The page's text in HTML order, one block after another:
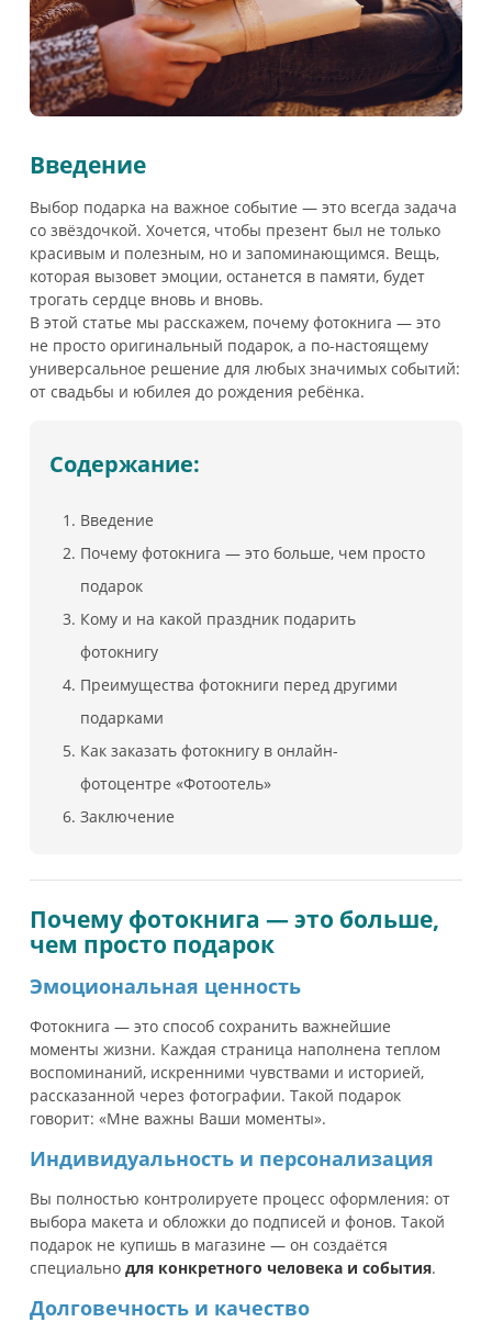
Введение
Выбор подарка на важное событие — это всегда задача
со звёздочкой. Хочется, чтобы презент был не только
красивым и полезным, но и запоминающимся. Вещь,
которая вызовет эмоции, останется в памяти, будет
трогать сердце вновь и вновь.
В этой статье мы расскажем, почему фотокнига — это
не просто оригинальный подарок, а по-настоящему
универсальное решение для любых значимых событий:
от свадьбы и юбилея до рождения ребёнка.
Содержание:
Введение
Почему фотокнига — это больше, чем просто
подарок
Кому и на какой праздник подарить
фотокнигу
Преимущества фотокниги перед другими
подарками
Как заказать фотокнигу в онлайн-
фотоцентре «Фотоотель»
Заключение
Почему фотокнига — это больше,
чем просто подарок
Эмоциональная ценность
Фотокнига — это способ сохранить важнейшие
моменты жизни. Каждая страница наполнена теплом
воспоминаний, искренними чувствами и историей,
рассказанной через фотографии. Такой подарок
говорит: «Мне важны Ваши моменты».
Индивидуальность и персонализация
Вы полностью контролируете процесс оформления: от
выбора макета и обложки до подписей и фонов. Такой
подарок не купишь в магазине — он создаётся
специально для конкретного человека и события.
Долговечность и качество